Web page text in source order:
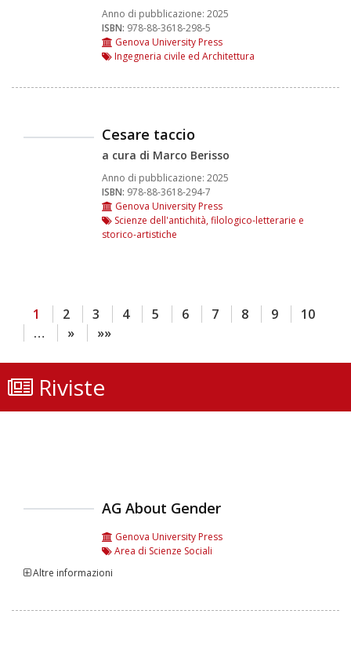
Anno di pubblicazione: 2025
ISBN: 978-88-3618-298-5
Genova University Press
Ingegneria civile ed Architettura
Cesare taccio
a cura di Marco Berisso
Anno di pubblicazione: 2025
ISBN: 978-88-3618-294-7
Genova University Press
Scienze dell'antichità, filologico-letterarie e
storico-artistiche
1 2 3 4 5 6 7 8 9
10
…
» »»
Riviste
AG About Gender
Genova University Press
Area di Scienze Sociali
Altre informazioni